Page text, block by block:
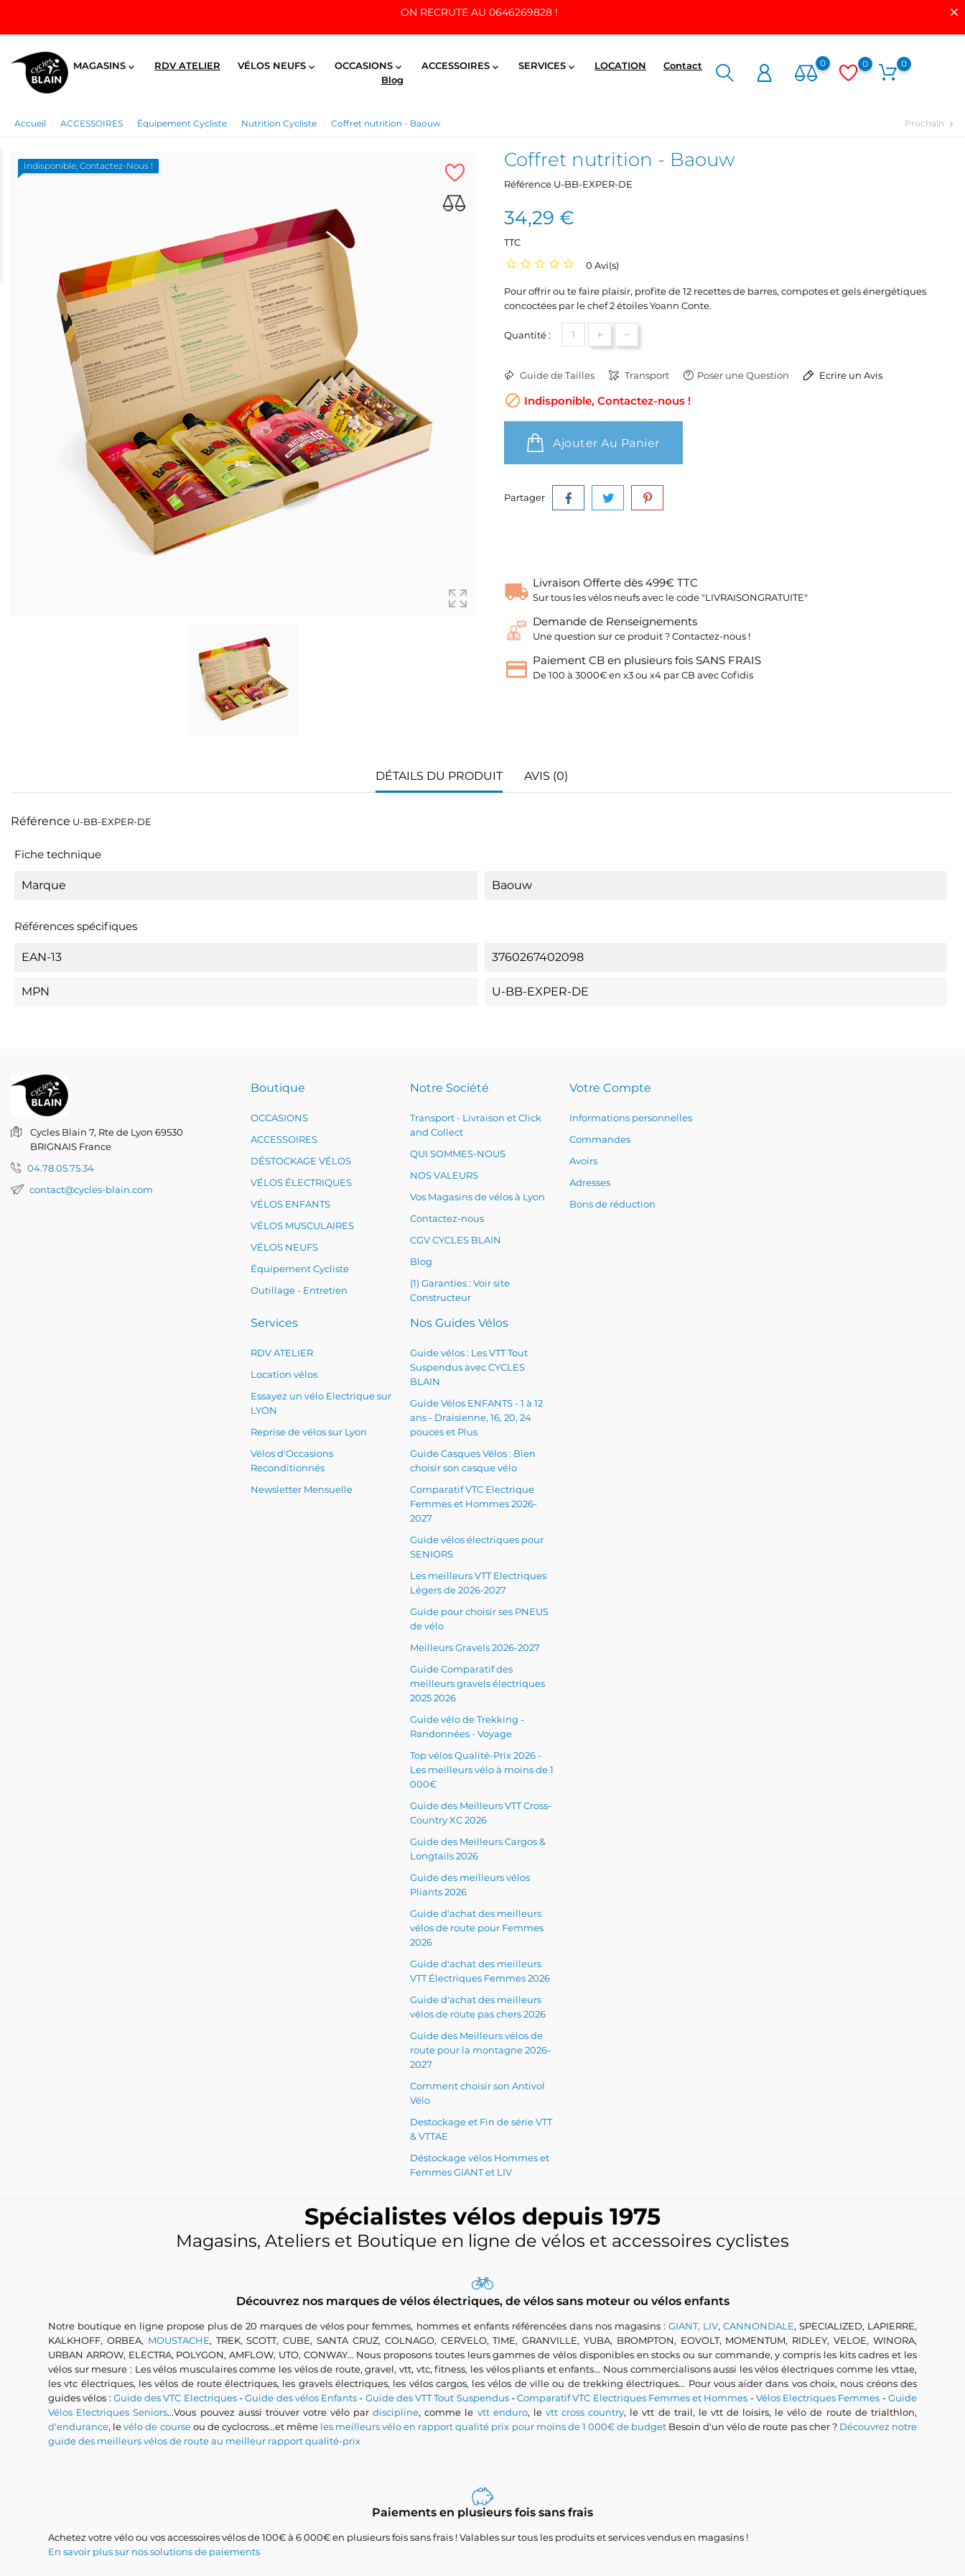
ON RECRUTE AU 0646269828 !
MAGASINS  RDV ATELIER VÉLOS NEUFS  OCCASIONS  ACCESSOIRES  SERVICES  LOCATION
Contact
Blog
0 0 0
Accueil ACCESSOIRES Équipement Cycliste Nutrition Cycliste Coffret nutrition - Baouw Prochain chevron_right
Indisponible, Contactez-Nous ! Coffret nutrition - Baouw
Référence U-BB-EXPER-DE
34,29 €
TTC
0 Avi(s)
Pour offrir ou te faire plaisir, profite de 12 recettes de barres, compotes et gels énergétiques
concoctées par le chef 2 étoiles Yoann Conte.
Quantité : + -
Guide de Tailles Transport Poser une Question Ecrire un Avis
 Indisponible, Contactez-nous !
Ajouter Au Panier
Partager
Livraison Offerte dès 499€ TTC
Sur tous les vélos neufs avec le code "LIVRAISONGRATUITE"
Demande de Renseignements
Une question sur ce produit ? Contactez-nous !
Paiement CB en plusieurs fois SANS FRAIS
De 100 à 3000€ en x3 ou x4 par CB avec Cofidis
DÉTAILS DU PRODUIT AVIS (0)
Référence U-BB-EXPER-DE
Fiche technique
Marque Baouw
Références spécifiques
EAN-13 3760267402098
MPN U-BB-EXPER-DE
Cycles Blain 7, Rte de Lyon 69530
BRIGNAIS France
04.78.05.75.34
contact@cycles-blain.com
Boutique
OCCASIONS
ACCESSOIRES
DÉSTOCKAGE VÉLOS
VÉLOS ÉLECTRIQUES
VÉLOS ENFANTS
VÉLOS MUSCULAIRES
VÉLOS NEUFS
Équipement Cycliste
Outillage - Entretien
Notre Société
Transport - Livraison et Click
and Collect
QUI SOMMES-NOUS
NOS VALEURS
Vos Magasins de vélos à Lyon
Contactez-nous
CGV CYCLES BLAIN
Blog
(1) Garanties : Voir site
Constructeur
Services
RDV ATELIER
Location vélos
Essayez un vélo Electrique sur
LYON
Reprise de vélos sur Lyon
Vélos d'Occasions
Reconditionnés
Newsletter Mensuelle
Nos Guides Vélos
Guide vélos : Les VTT Tout
Suspendus avec CYCLES
BLAIN
Guide Vélos ENFANTS - 1 à 12
ans - Draisienne, 16, 20, 24
pouces et Plus
Guide Casques Vélos : Bien
choisir son casque vélo
Comparatif VTC Electrique
Femmes et Hommes 2026-
2027
Guide vélos électriques pour
SENIORS
Les meilleurs VTT Electriques
Légers de 2026-2027
Guide pour choisir ses PNEUS
de vélo
Meilleurs Gravels 2026-2027
Guide Comparatif des
meilleurs gravels électriques
2025 2026
Guide vélo de Trekking -
Randonnées - Voyage
Top vélos Qualité-Prix 2026 -
Les meilleurs vélo à moins de 1
000€
Guide des Meilleurs VTT Cross-
Country XC 2026
Guide des Meilleurs Cargos &
Longtails 2026
Guide des meilleurs vélos
Pliants 2026
Guide d'achat des meilleurs
vélos de route pour Femmes
2026
Guide d'achat des meilleurs
VTT Électriques Femmes 2026
Guide d'achat des meilleurs
vélos de route pas chers 2026
Guide des Meilleurs vélos de
route pour la montagne 2026-
2027
Comment choisir son Antivol
Vélo
Destockage et Fin de série VTT
& VTTAE
Déstockage vélos Hommes et
Femmes GIANT et LIV
Votre Compte
Informations personnelles
Commandes
Avoirs
Adresses
Bons de réduction
Spécialistes vélos depuis 1975
Magasins, Ateliers et Boutique en ligne de vélos et accessoires cyclistes
Découvrez nos marques de vélos électriques, de vélos sans moteur ou vélos enfants
Notre boutique en ligne propose plus de 20 marques de vélos pour femmes, hommes et enfants référencées dans nos magasins : GIANT, LIV, CANNONDALE, SPECIALIZED, LAPIERRE,
KALKHOFF, ORBEA, MOUSTACHE, TREK, SCOTT, CUBE, SANTA CRUZ, COLNAGO, CERVELO, TIME, GRANVILLE, YUBA, BROMPTON, EOVOLT, MOMENTUM, RIDLEY, VELOE, WINORA,
URBAN ARROW, ELECTRA, POLYGON, AMFLOW, UTO, CONWAY... Nous proposons toutes leurs gammes de vélos disponibles en stocks ou sur commande, y compris les kits cadres et les
vélos sur mesure : Les vélos musculaires comme les vélos de route, gravel, vtt, vtc, fitness, les vélos pliants et enfants... Nous commercialisons aussi les vélos électriques comme les vttae,
les vtc électriques, les vélos de route électriques, les gravels électriques, les vélos cargos, les vélos de ville ou de trekking électriques... Pour vous aider dans vos choix, nous créons des
guides vélos : Guide des VTC Electriques-Guide des vélos Enfants- Guide des VTT Tout Suspendus-Comparatif VTC Electriques Femmes et Hommes -Vélos Electriques Femmes -Guide
Vélos Electriques Seniors...Vous pouvez aussi trouver votre vélo pardiscipline, comme le vtt enduro, le vtt cross country, le vtt de trail, le vtt de loisirs, le vélo de route de trialthlon,
d'endurance, levélo de courseou de cyclocross...et même les meilleurs vélo en rapport qualité prix pour moins de 1 000€ de budget Besoin d'un vélo de route pas cher ? Découvrez notre
guide des meilleurs vélos de route au meilleur rapport qualité-prix
Paiements en plusieurs fois sans frais
Achetez votre vélo ou vos accessoires vélos de 100€ à 6 000€ en plusieurs fois sans frais ! Valables sur tous les produits et services vendus en magasins !
En savoir plus sur nos solutions de paiements